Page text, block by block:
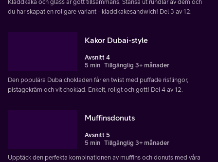
Kladdkaka och glass är gott tillsammans. Stansa ut rundlar av dem och
du har skapat en roligare variant - kladdkakesandwich! Del 3 av 12.
Kakor Dubai-style
Avsnitt 4
5 min Tillgänglig 3+ månader
Den populära Dubaichokladen får en twist med puffade risflingor,
pistagekräm och vit choklad. Enkelt, roligt och gott! Del 4 av 12.
Muffinsdonuts
Avsnitt 5
5 min Tillgänglig 3+ månader
Upptäck den perfekta kombinationen av muffins och donuts med våra